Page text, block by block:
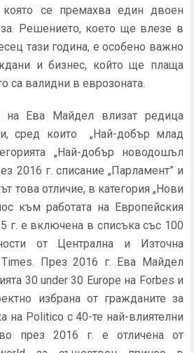
която се премахва един двоен
Решението, което ще влезе в
тази година, е особено важно
и бизнес, който ще плаща
са валидни в еврозоната.
на Ева Майдел влизат редица
сред които „Най-добър млад
„Най-добър новодошъл
2016 г. списание „Парламент” и
това отличие, в категория „Нови
към работата на Европейския
г. е включена в списъка със 100
от Централна и Източна
През 2016 г. Ева Майдел
30 under 30 Europe на Forbes и
избрана от гражданите за
на Politico с 40-те най-влиятелни
през 2016 г. е отличена от